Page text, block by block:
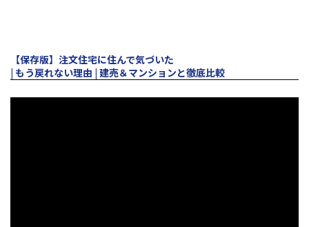
【保存版】注文住宅に住んで気づいた
| もう戻れない理由 | 建売＆マンションと徹底比較